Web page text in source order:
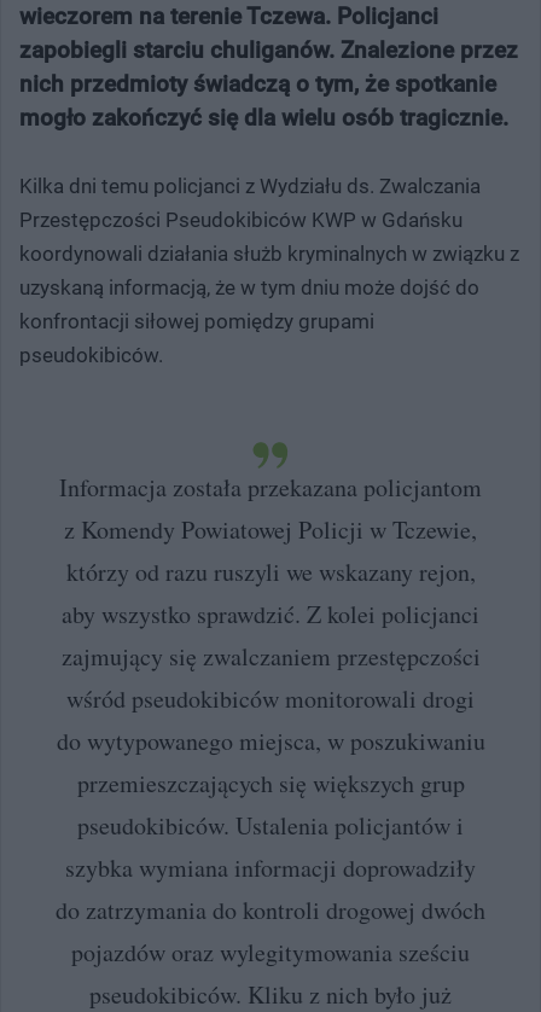
wieczorem na terenie Tczewa. Policjanci
zapobiegli starciu chuliganów. Znalezione przez
nich przedmioty świadczą o tym, że spotkanie
mogło zakończyć się dla wielu osób tragicznie.
Kilka dni temu policjanci z Wydziału ds. Zwalczania
Przestępczości Pseudokibiców KWP w Gdańsku
koordynowali działania służb kryminalnych w związku z
uzyskaną informacją, że w tym dniu może dojść do
konfrontacji siłowej pomiędzy grupami
pseudokibiców.
Informacja została przekazana policjantom
z Komendy Powiatowej Policji w Tczewie,
którzy od razu ruszyli we wskazany rejon,
aby wszystko sprawdzić. Z kolei policjanci
zajmujący się zwalczaniem przestępczości
wśród pseudokibiców monitorowali drogi
do wytypowanego miejsca, w poszukiwaniu
przemieszczających się większych grup
pseudokibiców. Ustalenia policjantów i
szybka wymiana informacji doprowadziły
do zatrzymania do kontroli drogowej dwóch
pojazdów oraz wylegitymowania sześciu
pseudokibiców. Kliku z nich było już